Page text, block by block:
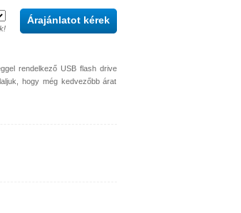
Árajánlatot kérek
rendelkező USB flash drive
hogy még kedvezőbb árat